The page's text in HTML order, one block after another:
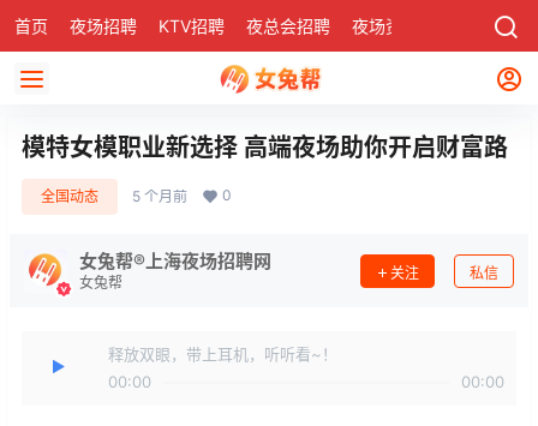
首页 夜场招聘 KTV招聘 夜总会招聘 夜场资讯 社区
模特女模职业新选择 高端夜场助你开启财富路
全国动态 5 个月前 0
女兔帮®上海夜场招聘网
女兔帮
关注 私信
释放双眼，带上耳机，听听看~！
00:00
00:00